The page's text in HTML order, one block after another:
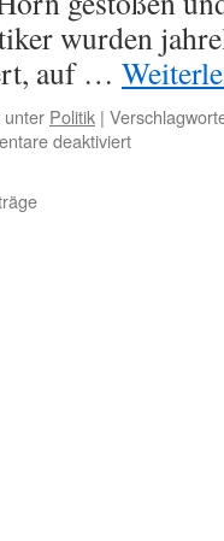
wurden
auf …
unter Politik |
deaktiviertfür